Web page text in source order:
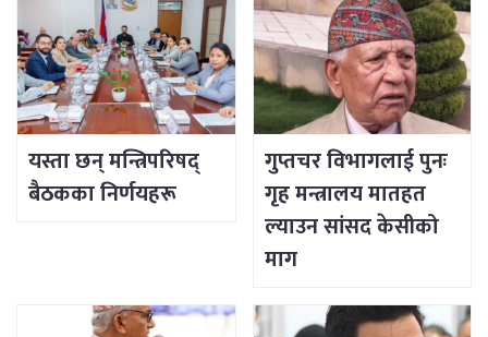
यस्ता छन् मन्त्रिपरिषद्
बैठकका निर्णयहरू
गुप्तचर विभागलाई पुनः
गृह मन्त्रालय मातहत
ल्याउन सांसद केसीको
माग